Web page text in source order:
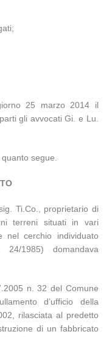
25 marzo 2014 il
gli avvocati Gi. e Lu.
segue.
Ti.Co., proprietario di
terreni situati in vari
nel cerchio individuato
1985) domandava
n. 32 del Comune
d’ufficio della
rilasciata al predetto
di un fabbricato